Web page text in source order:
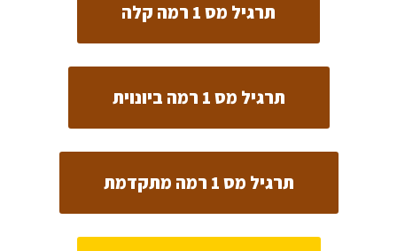
תרגיל מס 1 רמה קלה
תרגיל מס 1 רמה ביונוית
תרגיל מס 1 רמה מתקדמת